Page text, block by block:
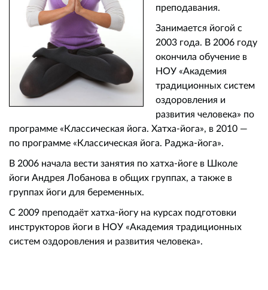
преподавания.
Занимается йогой с
2003 года. В 2006 году
окончила обучение в
НОУ «Академия
традиционных систем
оздоровления и
развития человека» по
программе «Классическая йога. Хатха-йога», в 2010 —
по программе «Классическая йога. Раджа-йога».
В 2006 начала вести занятия по хатха-йоге в Школе
йоги Андрея Лобанова в общих группах, а также в
группах йоги для беременных.
С 2009 преподаёт хатха-йогу на курсах подготовки
инструкторов йоги в НОУ «Академия традиционных
систем оздоровления и развития человека».